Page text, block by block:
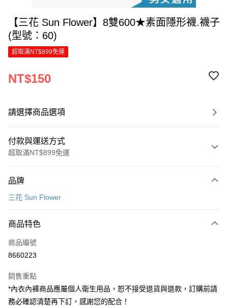
【三花 Sun Flower】8雙600★素面隱形襪.襪子
(型號：60)
超取滿NT$899免運
NT$150
請選擇商品選項
付款與運送方式
超取滿NT$899免運
信用卡一次付款
Apple Pay
街口支付
Google Pay
全盈+PAY
品牌
三花 Sun Flower
商品特色
商品編號
8660223
銷售重點
*內衣內褲商品應屬個人衛生用品，恕不接受退貨與退款，訂購前請
務必確認清楚再下訂，感謝您的配合！